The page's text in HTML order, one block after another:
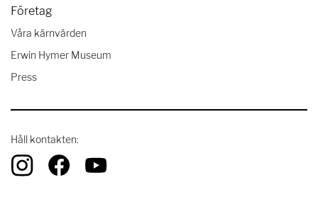
Företag
Våra kärnvärden
Erwin Hymer Museum
Press
Håll kontakten: